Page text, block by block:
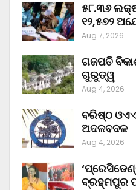
୫୮.୩୬
୧୨,୫୭୨
Aug 7, 2026
ଗଜପତି
ଗୁରୁତ୍ୱ
Aug 4, 2026
ବରିଷ୍ଠ
ଅଦଳବଦଳ
Aug 4, 2026
ବ୍ରହ୍ମପୁର